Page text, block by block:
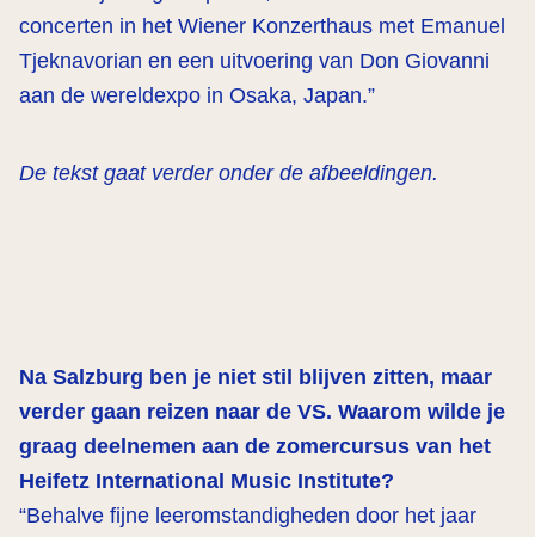
concerten in het Wiener Konzerthaus met Emanuel
Tjeknavorian en een uitvoering van Don Giovanni
aan de wereldexpo in Osaka, Japan.”
De tekst gaat verder onder de afbeeldingen.
Na Salzburg ben je niet stil blijven zitten, maar
verder gaan reizen naar de VS. Waarom wilde je
graag deelnemen aan de zomercursus van het
Heifetz International Music Institute?
“Behalve fijne leeromstandigheden door het jaar